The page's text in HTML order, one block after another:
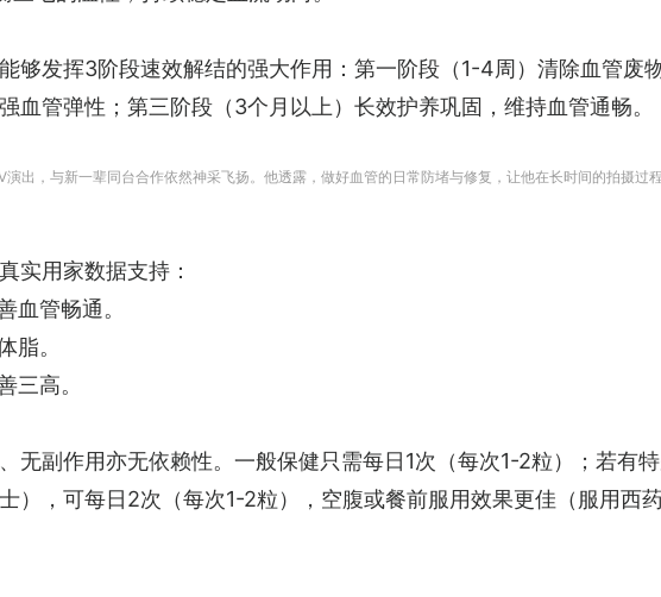
够发挥3阶段速效解结的强大作用：第一阶段（1-4周）清除血管废物
血管弹性；第三阶段（3个月以上）长效护养巩固，维持血管通畅。
出，与新一辈同台合作依然神采飞扬。他透露，做好血管的日常防堵与修复，让他在长时间的拍摄过
实用家数据支持：
血管畅通。
脂。
三高。
无副作用亦无依赖性。一般保健只需每日1次（每次1-2粒）；若有特
），可每日2次（每次1-2粒），空腹或餐前服用效果更佳（服用西